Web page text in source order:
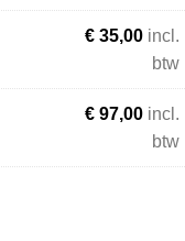
€ 35,00 incl.
btw
€ 97,00 incl.
btw